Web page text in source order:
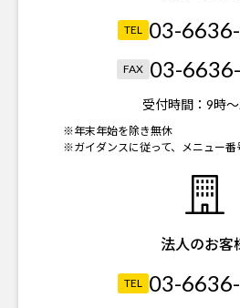
TEL 03-
FAX 03-
受付時間： 9時
※年末年始を除き無休
※ガイダンスに従って、メニュー番
法人のお客
TEL 03-